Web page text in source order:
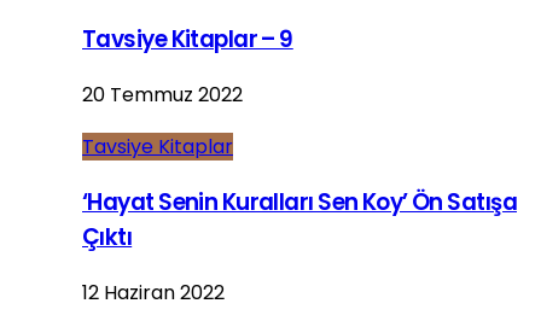
Tavsiye Kitaplar – 9
20 Temmuz 2022
Tavsiye Kitaplar
‘Hayat Senin Kuralları Sen Koy’ Ön Satışa
Çıktı
12 Haziran 2022